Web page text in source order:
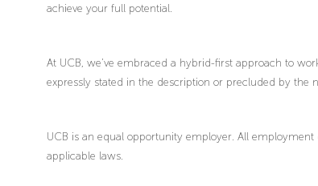
achieve your full potential.
At UCB, we’ve embraced a hybrid-first approach to
expressly stated in the description or precluded by the
UCB is an equal opportunity employer. All
applicable laws.